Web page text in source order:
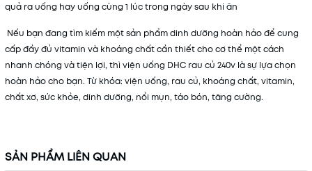
quả ra uống hay uống cùng 1 lúc trong ngày sau khi ăn
Nếu bạn đang tìm kiếm một sản phẩm dinh dưỡng hoàn hảo để cung
cấp đầy đủ vitamin và khoáng chất cần thiết cho cơ thể một cách
nhanh chóng và tiện lợi, thì viện uống DHC rau củ 240v là sự lựa chọn
hoàn hảo cho bạn. Từ khóa: viện uống, rau củ, khoáng chất, vitamin,
chất xơ, sức khỏe, dinh dưỡng, nổi mụn, táo bón, tăng cường.
SẢN PHẨM LIÊN QUAN